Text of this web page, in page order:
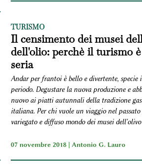
TURISMO
Il censimento dei musei
dell'olio: perchè il turismo
seria
Andar per frantoi è bello e divertente, specie
periodo. Degustare la nuova produzione e
nuovo ai piatti autunnali della tradizione
italiana. Per chi vuole un viaggio nel passato
variegato e diffuso mondo dei musei
07 novembre 2018 | Antonio G. Lauro